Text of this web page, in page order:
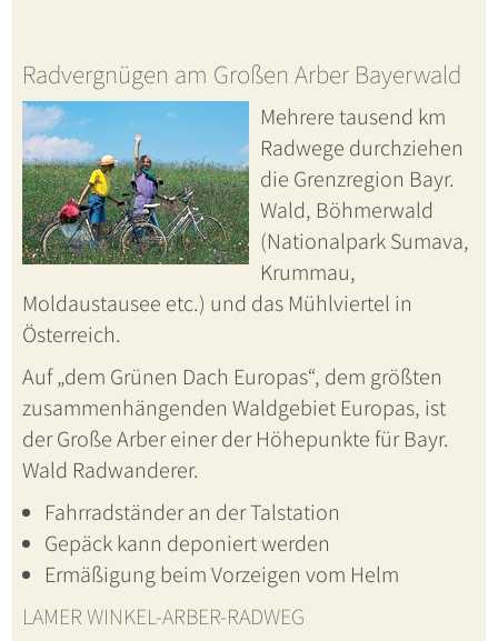
Radvergnügen am Großen Arber Bayerwald
Mehrere tausend km
Radwege durchziehen
die Grenzregion Bayr.
Wald, Böhmerwald
(Nationalpark Sumava,
Krummau,
Moldaustausee etc.) und das Mühlviertel in
Österreich.
Auf „dem Grünen Dach Europas“, dem größten
zusammenhängenden Waldgebiet Europas, ist
der Große Arber einer der Höhepunkte für Bayr.
Wald Radwanderer.
Fahrradständer an der Talstation
Gepäck kann deponiert werden
Ermäßigung beim Vorzeigen vom Helm
LAMER WINKEL-ARBER-RADWEG